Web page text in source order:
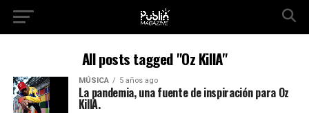
All posts tagged "Oz KillA"
MÚSICA 5 años ago
La pandemia, una fuente de inspiración para Oz
KillA.